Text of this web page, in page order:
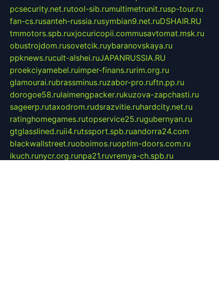
pcsecurity.net.rutool-sib.rumultimetrunit.rusp-tour.ru
fan-cs.rusanteh-russia.rusymbian9.net.ruDSHAIR.RU
tmmotors.spb.ruxjocuricopii.commusavtomat.msk.ru
obustrojdom.rusovetcik.ruybaranovskaya.ru
ppknews.rucult-alshei.ruJAPANRUSSIA.RU
proekciyamebel.ruimper-finans.rurim.org.ru
glamourai.rubrassminus.ruzabor-pro.ruftn.pp.ru
dorogoe58.rulaimengpacker.rukuzova-zapchasti.ru
sageerp.rutaxodrom.rudsrazvitie.ruhardcity.net.ru
ratinghomegames.rutopservice25.rugubernyan.ru
gtglasslined.ruii4.rutssport.spb.ruandorra24.com
blackwallstreet.ruoboimos.ruoptim-doors.com.ru
ikuch.runycr.org.runpa21.ruvremya-ch.spb.ru